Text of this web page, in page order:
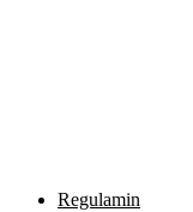
Regulamin